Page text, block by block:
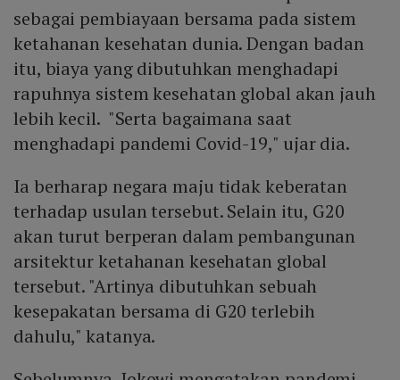
sebagai pembiayaan bersama pada sistem
ketahanan kesehatan dunia. Dengan badan
itu, biaya yang dibutuhkan menghadapi
rapuhnya sistem kesehatan global akan jauh
lebih kecil. "Serta bagaimana saat
menghadapi pandemi Covid-19," ujar dia.
Ia berharap negara maju tidak keberatan
terhadap usulan tersebut. Selain itu, G20
akan turut berperan dalam pembangunan
arsitektur ketahanan kesehatan global
tersebut. "Artinya dibutuhkan sebuah
kesepakatan bersama di G20 terlebih
dahulu," katanya.